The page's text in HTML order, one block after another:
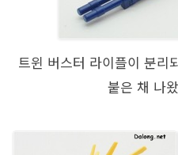
트윈 버스터 라이플이 분리
붙은 채 나